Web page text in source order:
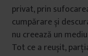
privat, prin
cumpărare și
nu creează un
Tot ce a reușit,